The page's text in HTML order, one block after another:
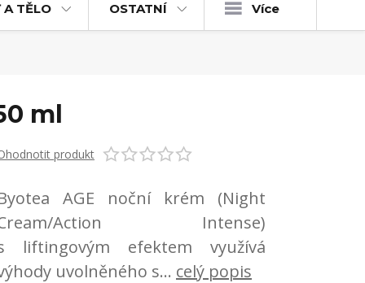
A TĚLO OSTATNÍ Více
ml
produkt
AGE noční krém (Night
Action Intense)
liftingovým efektem využívá
uvolněného s... celý popis